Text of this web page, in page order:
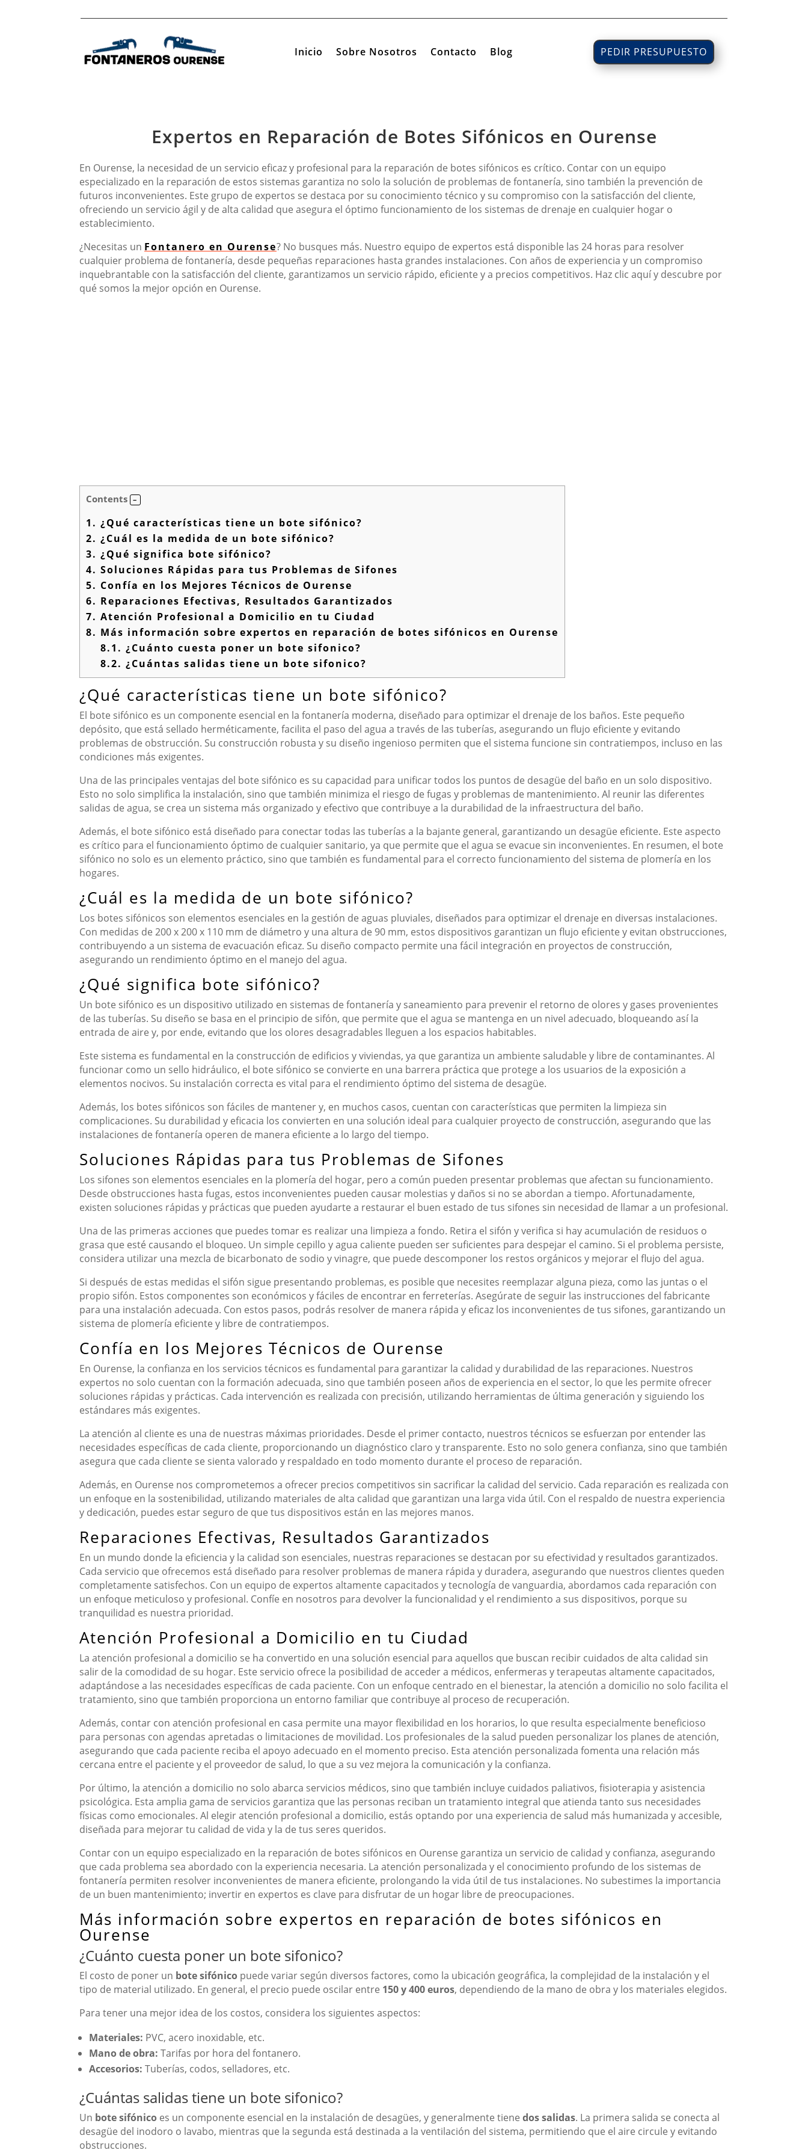
Inicio Sobre Nosotros Contacto Blog PEDIR PRESUPUESTO
Expertos en Reparación de Botes Sifónicos en Ourense
En Ourense, la necesidad de un servicio eficaz y profesional para la reparación de botes sifónicos es crítico. Contar con un equipo
especializado en la reparación de estos sistemas garantiza no solo la solución de problemas de fontanería, sino también la prevención de
futuros inconvenientes. Este grupo de expertos se destaca por su conocimiento técnico y su compromiso con la satisfacción del cliente,
ofreciendo un servicio ágil y de alta calidad que asegura el óptimo funcionamiento de los sistemas de drenaje en cualquier hogar o
establecimiento.
¿Necesitas un Fontanero en Ourense? No busques más. Nuestro equipo de expertos está disponible las 24 horas para resolver
cualquier problema de fontanería, desde pequeñas reparaciones hasta grandes instalaciones. Con años de experiencia y un compromiso
inquebrantable con la satisfacción del cliente, garantizamos un servicio rápido, eficiente y a precios competitivos. Haz clic aquí y descubre por
qué somos la mejor opción en Ourense.
Contents
1. ¿Qué características tiene un bote sifónico?
2. ¿Cuál es la medida de un bote sifónico?
3. ¿Qué significa bote sifónico?
4. Soluciones Rápidas para tus Problemas de Sifones
5. Confía en los Mejores Técnicos de Ourense
6. Reparaciones Efectivas, Resultados Garantizados
7. Atención Profesional a Domicilio en tu Ciudad
8. Más información sobre expertos en reparación de botes sifónicos en Ourense
8.1. ¿Cuánto cuesta poner un bote sifonico?
8.2. ¿Cuántas salidas tiene un bote sifonico?
¿Qué características tiene un bote sifónico?
El bote sifónico es un componente esencial en la fontanería moderna, diseñado para optimizar el drenaje de los baños. Este pequeño
depósito, que está sellado herméticamente, facilita el paso del agua a través de las tuberías, asegurando un flujo eficiente y evitando
problemas de obstrucción. Su construcción robusta y su diseño ingenioso permiten que el sistema funcione sin contratiempos, incluso en las
condiciones más exigentes.
Una de las principales ventajas del bote sifónico es su capacidad para unificar todos los puntos de desagüe del baño en un solo dispositivo.
Esto no solo simplifica la instalación, sino que también minimiza el riesgo de fugas y problemas de mantenimiento. Al reunir las diferentes
salidas de agua, se crea un sistema más organizado y efectivo que contribuye a la durabilidad de la infraestructura del baño.
Además, el bote sifónico está diseñado para conectar todas las tuberías a la bajante general, garantizando un desagüe eficiente. Este aspecto
es crítico para el funcionamiento óptimo de cualquier sanitario, ya que permite que el agua se evacue sin inconvenientes. En resumen, el bote
sifónico no solo es un elemento práctico, sino que también es fundamental para el correcto funcionamiento del sistema de plomería en los
hogares.
¿Cuál es la medida de un bote sifónico?
Los botes sifónicos son elementos esenciales en la gestión de aguas pluviales, diseñados para optimizar el drenaje en diversas instalaciones.
Con medidas de 200 x 200 x 110 mm de diámetro y una altura de 90 mm, estos dispositivos garantizan un flujo eficiente y evitan obstrucciones,
contribuyendo a un sistema de evacuación eficaz. Su diseño compacto permite una fácil integración en proyectos de construcción,
asegurando un rendimiento óptimo en el manejo del agua.
¿Qué significa bote sifónico?
Un bote sifónico es un dispositivo utilizado en sistemas de fontanería y saneamiento para prevenir el retorno de olores y gases provenientes
de las tuberías. Su diseño se basa en el principio de sifón, que permite que el agua se mantenga en un nivel adecuado, bloqueando así la
entrada de aire y, por ende, evitando que los olores desagradables lleguen a los espacios habitables.
Este sistema es fundamental en la construcción de edificios y viviendas, ya que garantiza un ambiente saludable y libre de contaminantes. Al
funcionar como un sello hidráulico, el bote sifónico se convierte en una barrera práctica que protege a los usuarios de la exposición a
elementos nocivos. Su instalación correcta es vital para el rendimiento óptimo del sistema de desagüe.
Además, los botes sifónicos son fáciles de mantener y, en muchos casos, cuentan con características que permiten la limpieza sin
complicaciones. Su durabilidad y eficacia los convierten en una solución ideal para cualquier proyecto de construcción, asegurando que las
instalaciones de fontanería operen de manera eficiente a lo largo del tiempo.
Soluciones Rápidas para tus Problemas de Sifones
Los sifones son elementos esenciales en la plomería del hogar, pero a común pueden presentar problemas que afectan su funcionamiento.
Desde obstrucciones hasta fugas, estos inconvenientes pueden causar molestias y daños si no se abordan a tiempo. Afortunadamente,
existen soluciones rápidas y prácticas que pueden ayudarte a restaurar el buen estado de tus sifones sin necesidad de llamar a un profesional.
Una de las primeras acciones que puedes tomar es realizar una limpieza a fondo. Retira el sifón y verifica si hay acumulación de residuos o
grasa que esté causando el bloqueo. Un simple cepillo y agua caliente pueden ser suficientes para despejar el camino. Si el problema persiste,
considera utilizar una mezcla de bicarbonato de sodio y vinagre, que puede descomponer los restos orgánicos y mejorar el flujo del agua.
Si después de estas medidas el sifón sigue presentando problemas, es posible que necesites reemplazar alguna pieza, como las juntas o el
propio sifón. Estos componentes son económicos y fáciles de encontrar en ferreterías. Asegúrate de seguir las instrucciones del fabricante
para una instalación adecuada. Con estos pasos, podrás resolver de manera rápida y eficaz los inconvenientes de tus sifones, garantizando un
sistema de plomería eficiente y libre de contratiempos.
Confía en los Mejores Técnicos de Ourense
En Ourense, la confianza en los servicios técnicos es fundamental para garantizar la calidad y durabilidad de las reparaciones. Nuestros
expertos no solo cuentan con la formación adecuada, sino que también poseen años de experiencia en el sector, lo que les permite ofrecer
soluciones rápidas y prácticas. Cada intervención es realizada con precisión, utilizando herramientas de última generación y siguiendo los
estándares más exigentes.
La atención al cliente es una de nuestras máximas prioridades. Desde el primer contacto, nuestros técnicos se esfuerzan por entender las
necesidades específicas de cada cliente, proporcionando un diagnóstico claro y transparente. Esto no solo genera confianza, sino que también
asegura que cada cliente se sienta valorado y respaldado en todo momento durante el proceso de reparación.
Además, en Ourense nos comprometemos a ofrecer precios competitivos sin sacrificar la calidad del servicio. Cada reparación es realizada con
un enfoque en la sostenibilidad, utilizando materiales de alta calidad que garantizan una larga vida útil. Con el respaldo de nuestra experiencia
y dedicación, puedes estar seguro de que tus dispositivos están en las mejores manos.
Reparaciones Efectivas, Resultados Garantizados
En un mundo donde la eficiencia y la calidad son esenciales, nuestras reparaciones se destacan por su efectividad y resultados garantizados.
Cada servicio que ofrecemos está diseñado para resolver problemas de manera rápida y duradera, asegurando que nuestros clientes queden
completamente satisfechos. Con un equipo de expertos altamente capacitados y tecnología de vanguardia, abordamos cada reparación con
un enfoque meticuloso y profesional. Confíe en nosotros para devolver la funcionalidad y el rendimiento a sus dispositivos, porque su
tranquilidad es nuestra prioridad.
Atención Profesional a Domicilio en tu Ciudad
La atención profesional a domicilio se ha convertido en una solución esencial para aquellos que buscan recibir cuidados de alta calidad sin
salir de la comodidad de su hogar. Este servicio ofrece la posibilidad de acceder a médicos, enfermeras y terapeutas altamente capacitados,
adaptándose a las necesidades específicas de cada paciente. Con un enfoque centrado en el bienestar, la atención a domicilio no solo facilita el
tratamiento, sino que también proporciona un entorno familiar que contribuye al proceso de recuperación.
Además, contar con atención profesional en casa permite una mayor flexibilidad en los horarios, lo que resulta especialmente beneficioso
para personas con agendas apretadas o limitaciones de movilidad. Los profesionales de la salud pueden personalizar los planes de atención,
asegurando que cada paciente reciba el apoyo adecuado en el momento preciso. Esta atención personalizada fomenta una relación más
cercana entre el paciente y el proveedor de salud, lo que a su vez mejora la comunicación y la confianza.
Por último, la atención a domicilio no solo abarca servicios médicos, sino que también incluye cuidados paliativos, fisioterapia y asistencia
psicológica. Esta amplia gama de servicios garantiza que las personas reciban un tratamiento integral que atienda tanto sus necesidades
físicas como emocionales. Al elegir atención profesional a domicilio, estás optando por una experiencia de salud más humanizada y accesible,
diseñada para mejorar tu calidad de vida y la de tus seres queridos.
Contar con un equipo especializado en la reparación de botes sifónicos en Ourense garantiza un servicio de calidad y confianza, asegurando
que cada problema sea abordado con la experiencia necesaria. La atención personalizada y el conocimiento profundo de los sistemas de
fontanería permiten resolver inconvenientes de manera eficiente, prolongando la vida útil de tus instalaciones. No subestimes la importancia
de un buen mantenimiento; invertir en expertos es clave para disfrutar de un hogar libre de preocupaciones.
Más información sobre expertos en reparación de botes sifónicos en
Ourense
¿Cuánto cuesta poner un bote sifonico?
El costo de poner un bote sifónico puede variar según diversos factores, como la ubicación geográfica, la complejidad de la instalación y el
tipo de material utilizado. En general, el precio puede oscilar entre 150 y 400 euros, dependiendo de la mano de obra y los materiales elegidos.
Para tener una mejor idea de los costos, considera los siguientes aspectos:
Materiales: PVC, acero inoxidable, etc.
Mano de obra: Tarifas por hora del fontanero.
Accesorios: Tuberías, codos, selladores, etc.
¿Cuántas salidas tiene un bote sifonico?
Un bote sifónico es un componente esencial en la instalación de desagües, y generalmente tiene dos salidas. La primera salida se conecta al
desagüe del inodoro o lavabo, mientras que la segunda está destinada a la ventilación del sistema, permitiendo que el aire circule y evitando
obstrucciones.